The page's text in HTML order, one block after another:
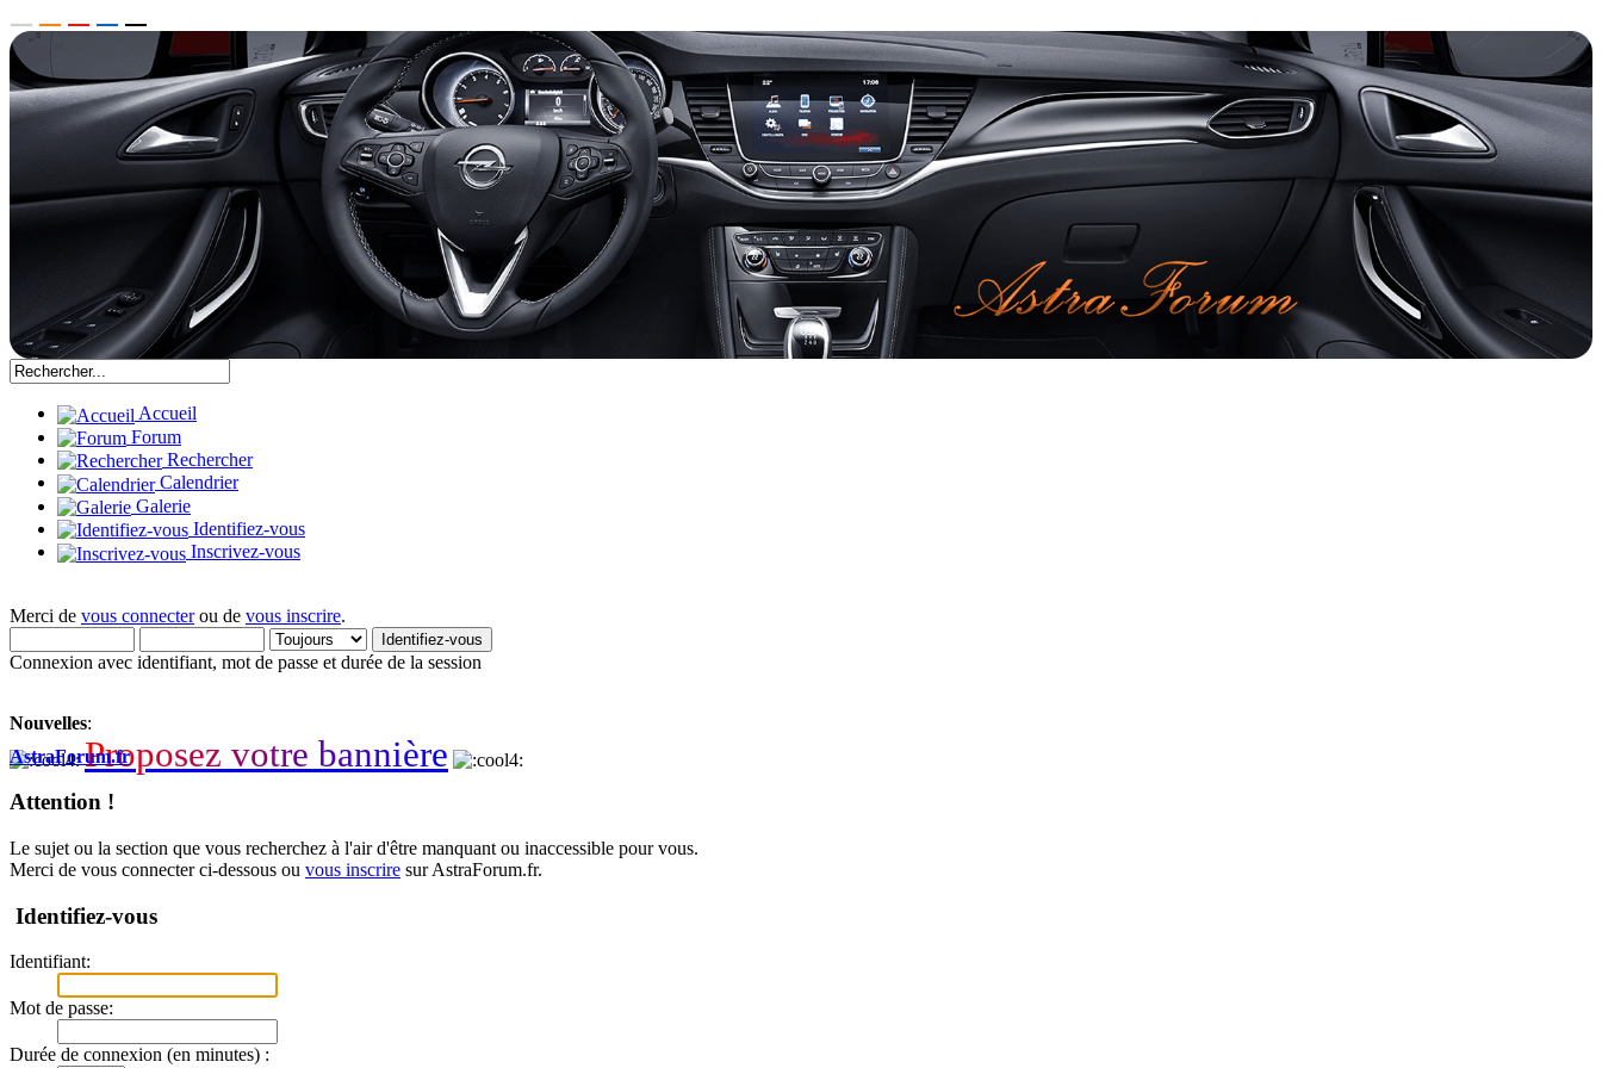
Accueil
Forum
Rechercher
Calendrier
Galerie
Identifiez-vous
Inscrivez-vous
Merci de vous connecterou de vous inscrire.
Connexion avec identifiant, mot de passe et durée de la session
Nouvelles:
Proposez votre bannière
AstraForum.fr
Attention !
Le sujet ou la section que vous recherchez à l'air d'être manquant ou inaccessible pour vous.
Merci de vous connecter ci-dessous ou vous inscrire sur AstraForum.fr.
Identifiez-vous
Identifiant:
Mot de passe:
Durée de connexion (en minutes) :